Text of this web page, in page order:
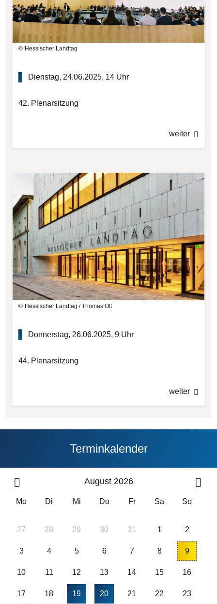
Hessischer Landtag
Dienstag, 24.06.2025, 14 Uhr
42. Plenarsitzung
weiter
Bilddatei
Hessischer Landtag / Thomas Ott
Donnerstag, 26.06.2025, 9 Uhr
44. Plenarsitzung
weiter
Terminkalender
August 2026
Mo Di Mi Do Fr Sa So
27 28 29 30 31 1 2
3 4 5 6 7 8 9
10 11 12 13 14 15 16
17 18 19 20 21 22 23